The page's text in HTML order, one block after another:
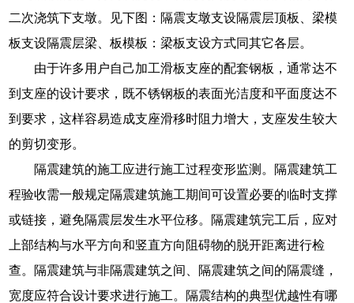
二次浇筑下支墩。见下图：隔震支墩支设隔震层顶板、梁模
板支设隔震层梁、板模板：梁板支设方式同其它各层。
由于许多用户自己加工滑板支座的配套钢板，通常达不
到支座的设计要求，既不锈钢板的表面光洁度和平面度达不
到要求，这样容易造成支座滑移时阻力增大，支座发生较大
的剪切变形。
隔震建筑的施工应进行施工过程变形监测。隔震建筑工
程验收需一般规定隔震建筑施工期间可设置必要的临时支撑
或链接，避免隔震层发生水平位移。隔震建筑完工后，应对
上部结构与水平方向和竖直方向阻碍物的脱开距离进行检
查。隔震建筑与非隔震建筑之间、隔震建筑之间的隔震缝，
宽度应符合设计要求进行施工。隔震结构的典型优越性有哪